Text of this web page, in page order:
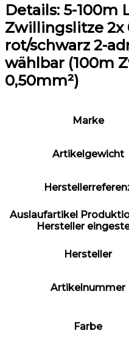
Details: 5-100m
Zwillingslitze 2x
rot/schwarz 2-
wählbar (100m
0,50mm²)
Marke
Artikelgewicht
Auslaufartikel
Hersteller
Hersteller
Artikelnummer
Farbe